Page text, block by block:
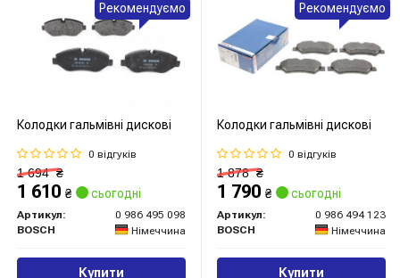
Колодки гальмівні дискові
0 відгуків
1 694₴
1 610 ₴ сьогодні
Артикул:
0 986 495 098
BOSCH
Німеччина
Купити
Рекомендуємо
Колодки гальмівні дискові
0 відгуків
1 878₴
1 790 ₴ сьогодні
Артикул:
0 986 494 123
BOSCH
Німеччина
Купити
Рекомендуємо